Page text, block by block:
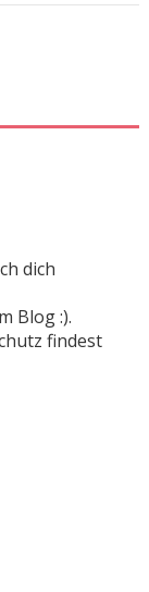
dich
Blog :).
findest